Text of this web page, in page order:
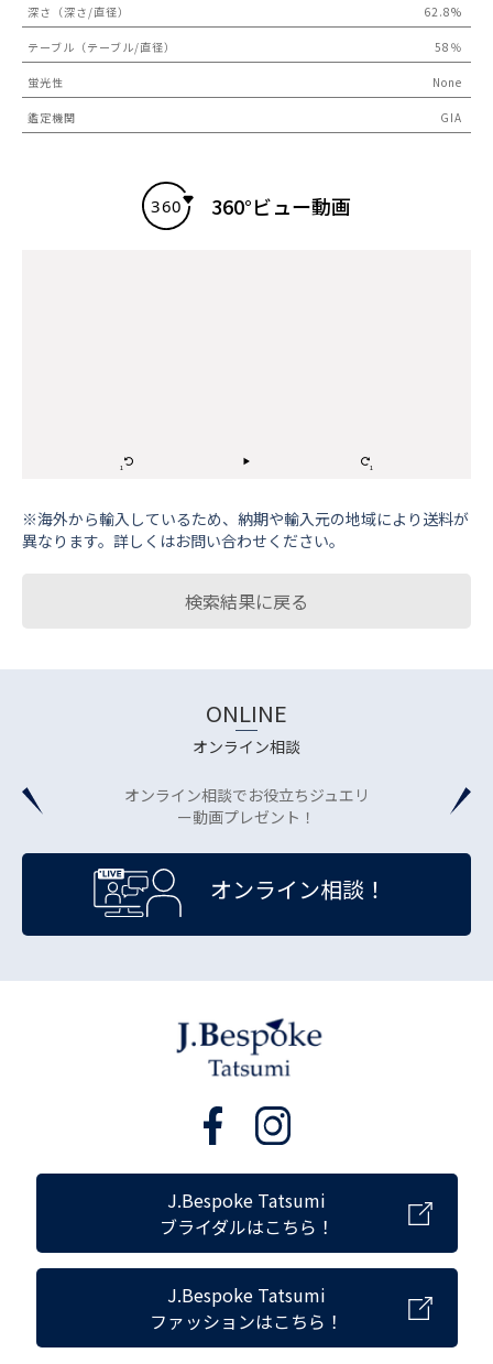
深さ（深さ/直径） 62.8%
テーブル（テーブル/直径） 58％
蛍光性 None
鑑定機関 GIA
360°ビュー動画
※海外から輸⼊しているため、納期や輸⼊元の地域により送料が
異なります。詳しくはお問い合わせください。
検索結果に戻る
ONLINE
オンライン相談
オンライン相談でお役立ちジュエリ
ー動画プレゼント！
オンライン相談！
J.Bespoke Tatsumi
ブライダルはこちら！
J.Bespoke Tatsumi
ファッションはこちら！